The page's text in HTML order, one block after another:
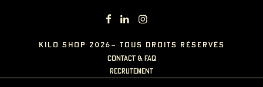
KILO SHOP 2026- TOUS DROITS RÉSERVÉS
contact & faq
recrutement